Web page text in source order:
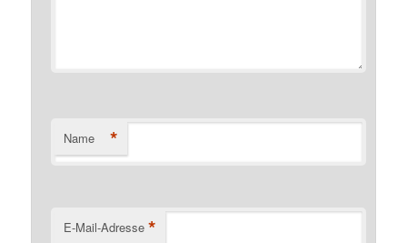
Name *
E-Mail-Adresse *